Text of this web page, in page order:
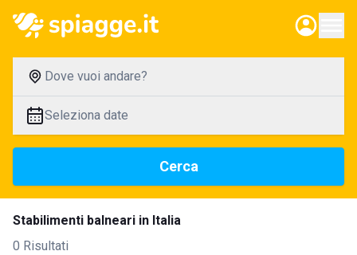
Dove vuoi andare?
Seleziona date
Cerca
Stabilimenti balneari in Italia
0 Risultati